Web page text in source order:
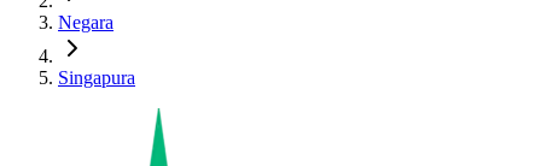
Negara
Singapura